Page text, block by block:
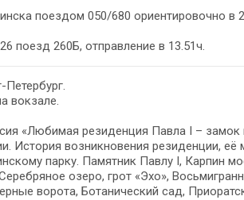
поездом 050/680 ориентировочно в
поезд 260Б, отправление в 13.51ч.
вокзале.
«Любимая резиденция Павла I –
История возникновения резиденции,
парку. Памятник Павлу I, Карпин
озеро, грот «Эхо»,
ворота, Ботанический сад,